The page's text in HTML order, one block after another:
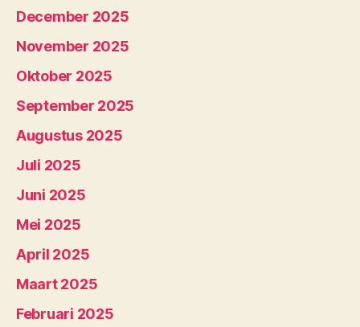
December 2025
November 2025
Oktober 2025
September 2025
Augustus 2025
Juli 2025
Juni 2025
Mei 2025
April 2025
Maart 2025
Februari 2025